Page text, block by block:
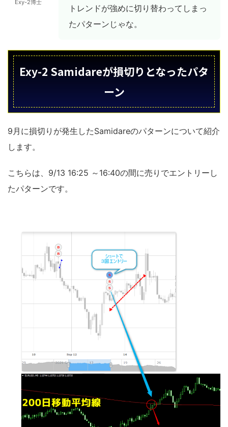
Exy-2博士
トレンドが強めに切り替わってしまっ
たパターンじゃな。
Exy-2 Samidareが損切りとなったパタ
ーン
9月に損切りが発生したSamidareのパターンについて紹介
します。
こちらは、9/13 16:25 ～16:40の間に売りでエントリーし
たパターンです。